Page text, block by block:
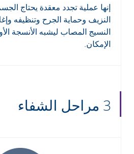
إنها عملية تجدد معقدة يحتاج
النزيف وحماية الجرح وتنظيفه
النسيج المصاب ليشبه الأنسجة
الإمكان.
3 مراحل الشفاء